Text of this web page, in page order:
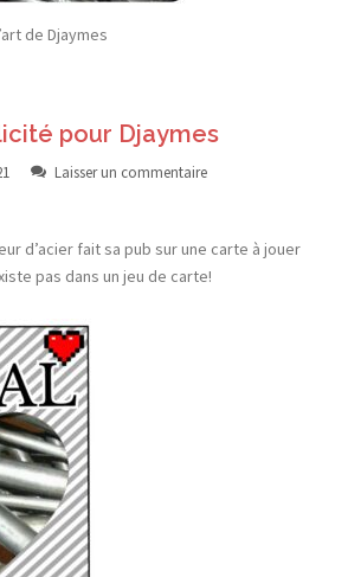
de Djaymes
pour Djaymes
Laisser un commentaire
d’acier fait sa pub sur une carte à jouer
pas dans un jeu de carte!